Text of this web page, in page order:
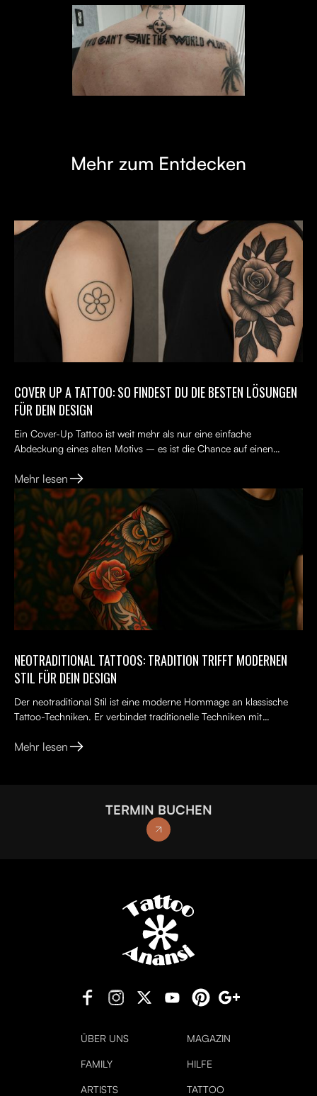
Mehr zum Entdecken
COVER UP A TATTOO: SO FINDEST DU DIE BESTEN LÖSUNGEN
FÜR DEIN DESIGN
Ein Cover-Up Tattoo ist weit mehr als nur eine einfache
Abdeckung eines alten Motivs – es ist die Chance auf einen
Mehr lesen
NEOTRADITIONAL TATTOOS: TRADITION TRIFFT MODERNEN
STIL FÜR DEIN DESIGN
Der neotraditional Stil ist eine moderne Hommage an klassische
Tattoo-Techniken. Er verbindet traditionelle Techniken mit
Mehr lesen
TERMIN BUCHEN
ÜBER UNS MAGAZIN
FAMILY HILFE
ARTISTS TATTOO